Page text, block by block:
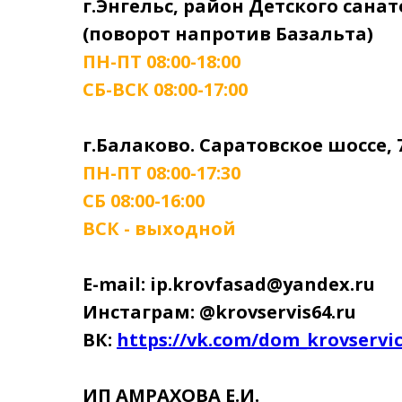
г.Энгельс, район Детского
(поворот напротив Базальта)
ПН-ПТ 08:00-18:00
СБ-ВСК 08:00-17:00
г.Балаково. Саратовское шоссе,
ПН-ПТ 08:00-17:30
СБ 08:00-16:00
ВСК - выходной
E-mail: ip.krovfasad@yandex.ru
Инстаграм: @krovservis64.ru
ВК: https://vk.com/
ИП АМРАХОВА Е.И.